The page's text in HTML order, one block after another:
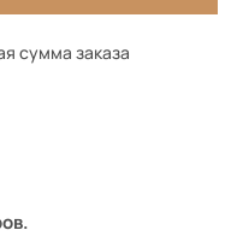
сумма заказа